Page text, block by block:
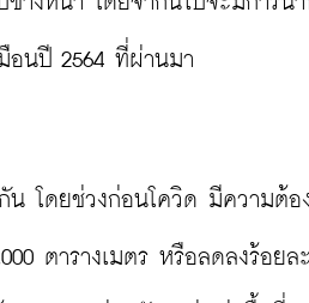
น โดยช่วงก่อนโควิด มีความต้อ
ตารางเมตร หรือลดลงร้อย